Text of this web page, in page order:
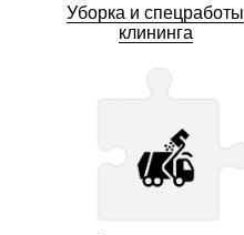
Уборка и спецработы
клининга